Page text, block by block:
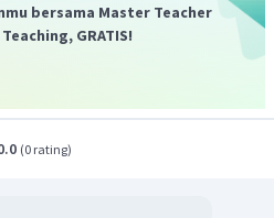
bersama Master Teacher
GRATIS!
(0 rating)